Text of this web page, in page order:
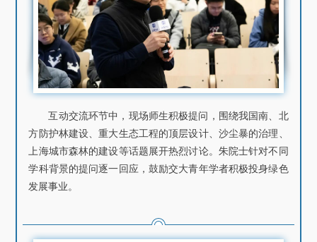
互动交流环节中，现场师生积极提问，围绕我国南、北
方防护林建设、重大生态工程的顶层设计、沙尘暴的治理、
上海城市森林的建设等话题展开热烈讨论。朱院士针对不同
学科背景的提问逐一回应，鼓励交大青年学者积极投身绿色
发展事业。